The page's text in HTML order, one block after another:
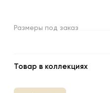
Размеры под заказ
Товар в коллекциях